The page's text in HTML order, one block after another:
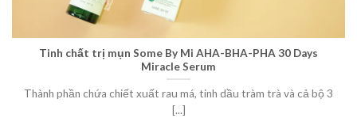
Tinh chất trị mụn Some By Mi AHA-BHA-PHA 30 Days
Miracle Serum
Thành phần chứa chiết xuất rau má, tinh dầu tràm trà và cả bộ 3
[...]